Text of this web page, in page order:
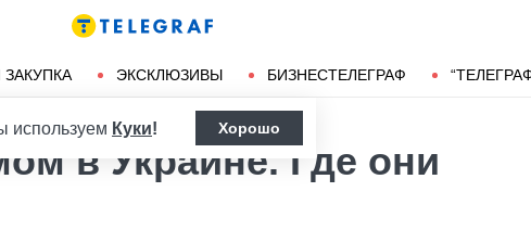
ЭКСКЛЮЗИВЫ БИЗНЕСТЕЛЕГРАФ
используем Куки! Хорошо
в Украине. Где они